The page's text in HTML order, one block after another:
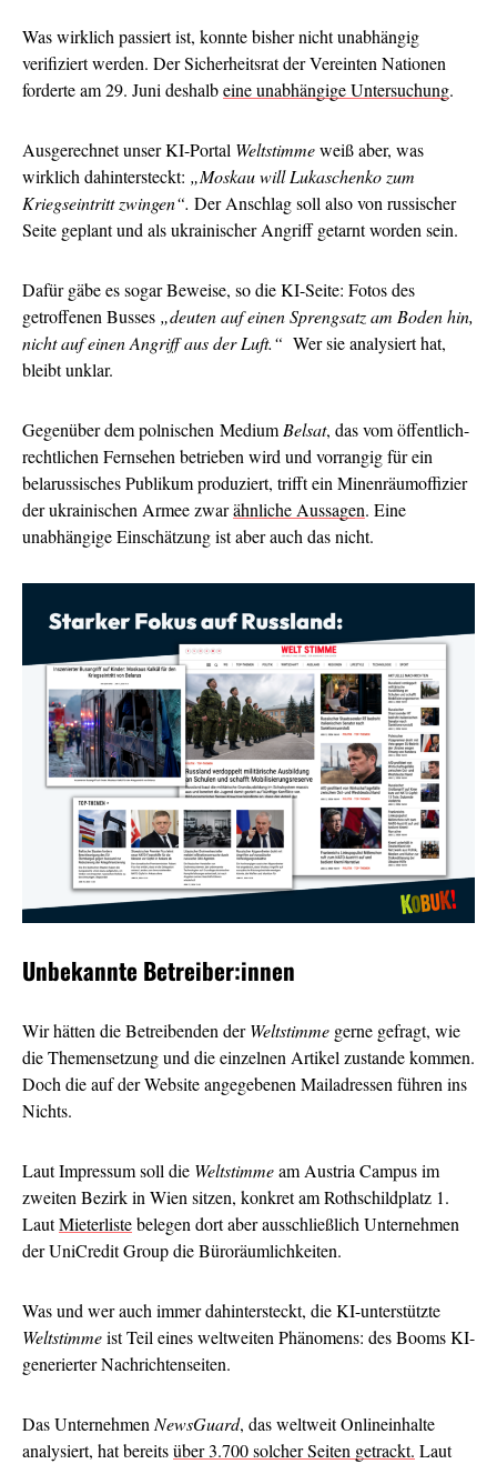
Was wirklich passiert ist, konnte bisher nicht unabhängig
verifiziert werden. Der Sicherheitsrat der Vereinten Nationen
forderte am 29. Juni deshalbeine unabhängige Untersuchung.
Ausgerechnet unser KI-Portal Weltstimmeweiß aber, was
wirklich dahintersteckt: „Moskau will Lukaschenko zum
Kriegseintritt zwingen“. Der Anschlag soll also von russischer
Seite geplant und als ukrainischer Angriff getarnt worden sein.
Dafür gäbe es sogar Beweise, so die KI-Seite: Fotos des
getroffenen Busses „deuten auf einen Sprengsatz am Boden hin,
nicht auf einen Angriff aus der Luft.“ Wer sie analysiert hat,
bleibt unklar.
Gegenüber dem polnischen Medium Belsat, das vom öffentlich-
rechtlichen Fernsehen betrieben wird und vorrangig für ein
belarussisches Publikum produziert, trifft ein Minenräumoffizier
der ukrainischen Armee zwarähnliche Aussagen. Eine
unabhängige Einschätzung ist aber auch das nicht.
Unbekannte Betreiber:innen
Wir hätten die Betreibenden derWeltstimme gerne gefragt, wie
die Themensetzung und die einzelnen Artikel zustande kommen.
Doch die auf der Website angegebenen Mailadressen führen ins
Nichts.
Laut Impressum soll die Weltstimmeam Austria Campus im
zweiten Bezirk in Wien sitzen, konkret am Rothschildplatz 1.
LautMieterlistebelegen dort aber ausschließlich Unternehmen
der UniCredit Group die Büroräumlichkeiten.
Was und wer auch immer dahintersteckt, die KI-unterstützte
Weltstimmeist Teil eines weltweiten Phänomens: des Booms KI-
generierter Nachrichtenseiten.
Das UnternehmenNewsGuard, das weltweit Onlineinhalte
analysiert, hat bereitsüber 3.700 solcher Seiten getrackt. Laut